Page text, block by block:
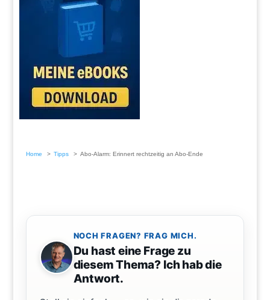
Home Tipps Abo-Alarm: Erinnert rechtzeitig an Abo-Ende
NOCH FRAGEN? FRAG MICH.
Du hast eine Frage zu
diesem Thema? Ich hab die
Antwort.